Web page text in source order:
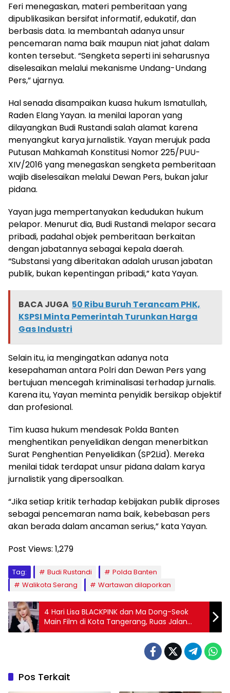
Feri menegaskan, materi pemberitaan yang
dipublikasikan bersifat informatif, edukatif, dan
berbasis data. Ia membantah adanya unsur
pencemaran nama baik maupun niat jahat dalam
konten tersebut. “Sengketa seperti ini seharusnya
diselesaikan melalui mekanisme Undang-Undang
Pers,” ujarnya.
Hal senada disampaikan kuasa hukum Ismatullah,
Raden Elang Yayan. Ia menilai laporan yang
dilayangkan Budi Rustandi salah alamat karena
menyangkut karya jurnalistik. Yayan merujuk pada
Putusan Mahkamah Konstitusi Nomor 225/PUU-
XIV/2016 yang menegaskan sengketa pemberitaan
wajib diselesaikan melalui Dewan Pers, bukan jalur
pidana.
Yayan juga mempertanyakan kedudukan hukum
pelapor. Menurut dia, Budi Rustandi melapor secara
pribadi, padahal objek pemberitaan berkaitan
dengan jabatannya sebagai kepala daerah.
“Substansi yang diberitakan adalah urusan jabatan
publik, bukan kepentingan pribadi,” kata Yayan.
BACA JUGA 50 Ribu Buruh Terancam PHK,
KSPSI Minta Pemerintah Turunkan Harga
Gas Industri
Selain itu, ia mengingatkan adanya nota
kesepahaman antara Polri dan Dewan Pers yang
bertujuan mencegah kriminalisasi terhadap jurnalis.
Karena itu, Yayan meminta penyidik bersikap objektif
dan profesional.
Tim kuasa hukum mendesak Polda Banten
menghentikan penyelidikan dengan menerbitkan
Surat Penghentian Penyelidikan (SP2Lid). Mereka
menilai tidak terdapat unsur pidana dalam karya
jurnalistik yang dipersoalkan.
“Jika setiap kritik terhadap kebijakan publik diproses
sebagai pencemaran nama baik, kebebasan pers
akan berada dalam ancaman serius,” kata Yayan.
Post Views: 1,279
Tag: Budi Rustandi
Polda Banten
Walikota Serang
Wartawan dilaporkan
4 Hari Lisa BLACKPINK dan Ma Dong-Seok
Main Film di Kota Tangerang, Ruas Jalan
Dialihkan
Pos Terkait